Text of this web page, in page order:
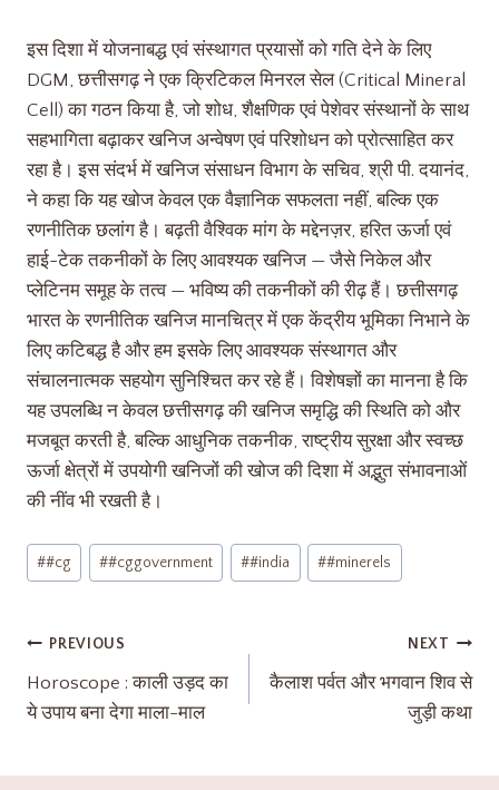
इस दिशा में योजनाबद्ध एवं संस्थागत प्रयासों को गति देने के लिए
DGM, छत्तीसगढ़ ने एक क्रिटिकल मिनरल सेल (Critical Mineral
Cell) का गठन किया है, जो शोध, शैक्षणिक एवं पेशेवर संस्थानों के साथ
सहभागिता बढ़ाकर खनिज अन्वेषण एवं परिशोधन को प्रोत्साहित कर
रहा है। इस संदर्भ में खनिज संसाधन विभाग के सचिव, श्री पी. दयानंद,
ने कहा कि यह खोज केवल एक वैज्ञानिक सफलता नहीं, बल्कि एक
रणनीतिक छलांग है। बढ़ती वैश्विक मांग के मद्देनज़र, हरित ऊर्जा एवं
हाई-टेक तकनीकों के लिए आवश्यक खनिज — जैसे निकेल और
प्लेटिनम समूह के तत्व — भविष्य की तकनीकों की रीढ़ हैं। छत्तीसगढ़
भारत के रणनीतिक खनिज मानचित्र में एक केंद्रीय भूमिका निभाने के
लिए कटिबद्ध है और हम इसके लिए आवश्यक संस्थागत और
संचालनात्मक सहयोग सुनिश्चित कर रहे हैं। विशेषज्ञों का मानना है कि
यह उपलब्धि न केवल छत्तीसगढ़ की खनिज समृद्धि की स्थिति को और
मजबूत करती है, बल्कि आधुनिक तकनीक, राष्ट्रीय सुरक्षा और स्वच्छ
ऊर्जा क्षेत्रों में उपयोगी खनिजों की खोज की दिशा में अद्भुत संभावनाओं
की नींव भी रखती है।
##cg ##cggovernment ##india ##minerels
PREVIOUS
Horoscope : काली उड़द का
ये उपाय बना देगा माला-माल
NEXT
कैलाश पर्वत और भगवान शिव से
जुड़ी कथा